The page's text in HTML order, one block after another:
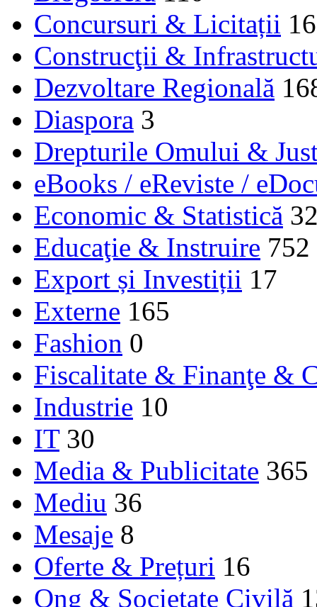
Concursuri & Licitații 16
Construcţii &
Dezvoltare Regională
Diaspora 3
Drepturile Omului &
eBooks / eReviste /
Economic & Statistică
Educaţie & Instruire 752
Export și Investiții 17
Externe 165
Fashion 0
Fiscalitate & Finanţe &
Industrie 10
IT 30
Media & Publicitate 365
Mediu 36
Mesaje 8
Oferte & Prețuri 16
Ong & Societate Civilă